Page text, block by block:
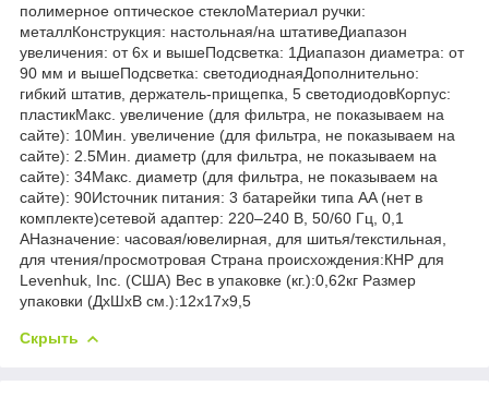
полимерное оптическое стеклоМатериал ручки:
металлКонструкция: настольная/на штативеДиапазон
увеличения: от 6х и вышеПодсветка: 1Диапазон диаметра: от
90 мм и вышеПодсветка: светодиоднаяДополнительно:
гибкий штатив, держатель-прищепка, 5 светодиодовКорпус:
пластикМакс. увеличение (для фильтра, не показываем на
сайте): 10Мин. увеличение (для фильтра, не показываем на
сайте): 2.5Мин. диаметр (для фильтра, не показываем на
сайте): 34Макс. диаметр (для фильтра, не показываем на
сайте): 90Источник питания: 3 батарейки типа AA (нет в
комплекте)сетевой адаптер: 220–240 В, 50/60 Гц, 0,1
АНазначение: часовая/ювелирная, для шитья/текстильная,
для чтения/просмотровая Страна происхождения:КНР для
Levenhuk, Inc. (США) Вес в упаковке (кг.):0,62кг Размер
упаковки (ДхШхВ см.):12x17x9,5
Скрыть